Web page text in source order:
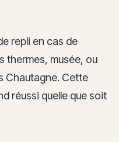
repli en cas de
thermes, musée, ou
Chautagne. Cette
réussi quelle que soit